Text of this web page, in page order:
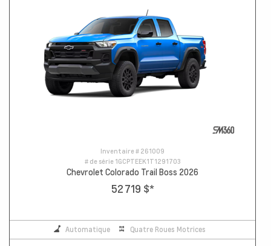
Inventaire # 261009
# de série 1GCPTEEK1T1291703
Chevrolet Colorado Trail Boss 2026
52 719 $*
Automatique Quatre Roues Motrices